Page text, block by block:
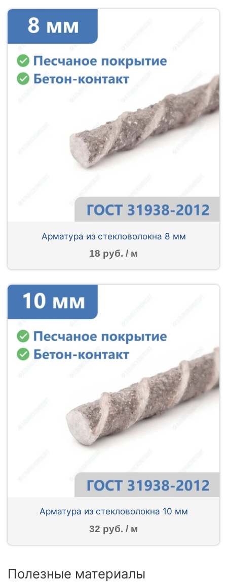
Арматура из стекловолокна 8 мм
18 руб. / м
Арматура из стекловолокна 10 мм
32 руб. / м
Полезные материалы